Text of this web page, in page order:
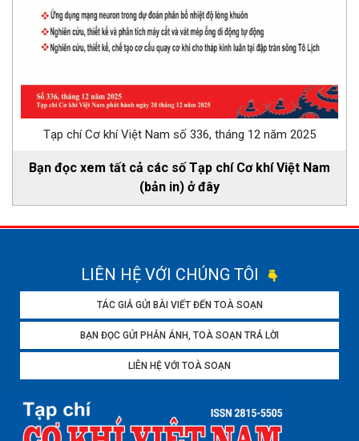
Tạp chí Cơ khí Việt Nam số 336, tháng 12 năm 2025
Bạn đọc xem tất cả các số Tạp chí Cơ khí Việt Nam
(bản in) ở đây
LIÊN HỆ VỚI CHÚNG TÔI
TÁC GIẢ GỬI BÀI VIẾT ĐẾN TOÀ SOẠN
BẠN ĐỌC GỬI PHẢN ÁNH, TOÀ SOẠN TRẢ LỜI
LIÊN HỆ VỚI TOÀ SOẠN